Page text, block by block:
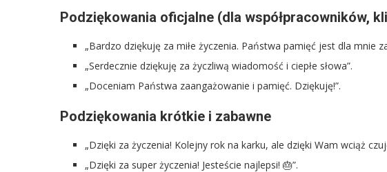
Podziękowania oficjalne (dla współpracowników,
„Bardzo dziękuję za miłe życzenia. Państwa pamięć jest dla mnie
„Serdecznie dziękuję za życzliwą wiadomość i ciepłe słowa”.
„Doceniam Państwa zaangażowanie i pamięć. Dziękuję!”.
Podziękowania krótkie i zabawne
„Dzięki za życzenia! Kolejny rok na karku, ale dzięki Wam wciąż
„Dzięki za super życzenia! Jesteście najlepsi! 🎂”.